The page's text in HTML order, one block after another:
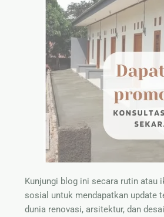
Kunjungi blog ini secara rutin atau
sosial untuk mendapatkan update
dunia renovasi, arsitektur, dan